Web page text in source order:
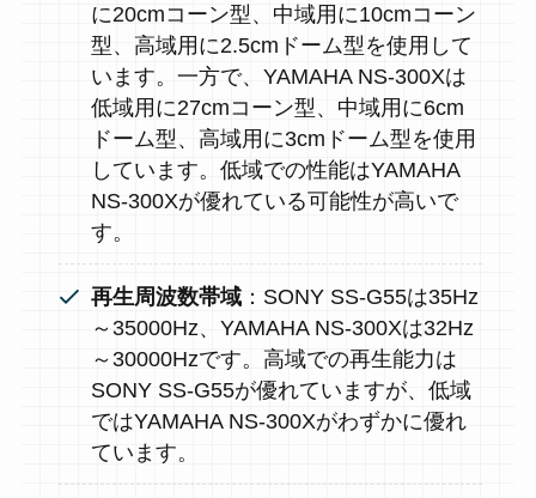
に20cmコーン型、中域用に10cmコーン
型、高域用に2.5cmドーム型を使用して
います。一方で、YAMAHA NS-300Xは
低域用に27cmコーン型、中域用に6cm
ドーム型、高域用に3cmドーム型を使用
しています。低域での性能はYAMAHA
NS-300Xが優れている可能性が高いで
す。
再生周波数帯域 ：SONY SS-G55は35Hz
～35000Hz、YAMAHA NS-300Xは32Hz
～30000Hzです。高域での再生能力は
SONY SS-G55が優れていますが、低域
ではYAMAHA NS-300Xがわずかに優れ
ています。